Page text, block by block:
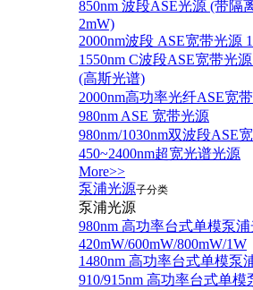
850nm 波段ASE光源 (带隔
2mW)
2000nm波段 ASE宽带光源
1550nm C波段ASE宽带光
(高斯光谱)
2000nm高功率光纤ASE宽
980nm ASE 宽带光源
980nm/1030nm双波段ASE
450~2400nm超宽光谱光源
More>>
泵浦光源子分类
泵浦光源
980nm 高功率台式单模泵
420mW/600mW/800mW/1W
1480nm 高功率台式单模泵
910/915nm 高功率台式单模